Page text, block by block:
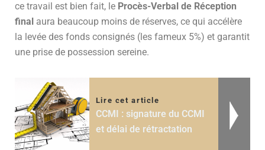
ce travail est bien fait, le Procès-Verbal de Réception
final aura beaucoup moins de réserves, ce qui accélère
la levée des fonds consignés (les fameux 5%) et garantit
une prise de possession sereine.
Lire cet article
CCMI : signature du CCMI
et délai de rétractation